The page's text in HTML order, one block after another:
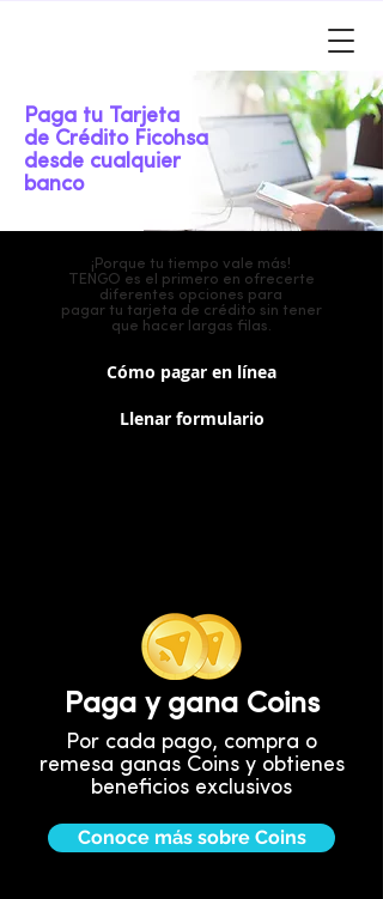
Paga tu Tarjeta
de Crédito Ficohsa
desde cualquier
banco
¡Porque tu tiempo vale más!
TENGO es el primero en ofrecerte
diferentes opciones para
pagar tu tarjeta de crédito sin tener
que hacer largas filas.
Cómo pagar en línea
Llenar formulario
Paga y gana Coins
Por cada pago, compra o
remesa ganas Coins y obtienes
beneficios exclusivos
Conoce más sobre Coins